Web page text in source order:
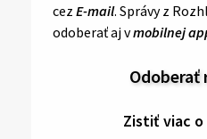
cez E-mail. Správy z
odoberať aj vmobilnej
Odoberať
Zistiť viac